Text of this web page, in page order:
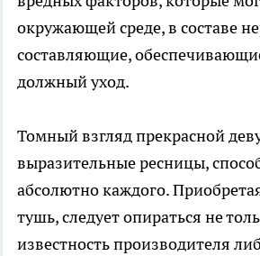
окружающей среде, в составе
составляющие,
должный уход.
Томный взгляд прекрасной
выразительные ресницы,
абсолютно каждого.
тушь, следует опираться не
известность производителя